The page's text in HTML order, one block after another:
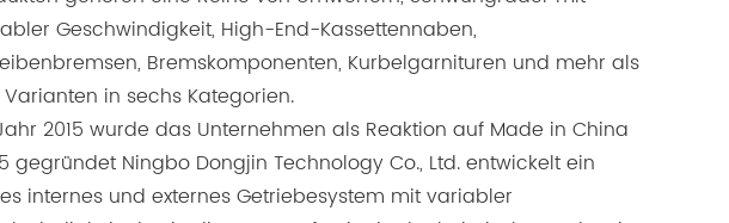
Geschwindigkeit, High-End-Kassettennaben,
Bremskomponenten, Kurbelgarnituren und mehr als
Varianten in sechs Kategorien.
2015 wurde das Unternehmen als Reaktion auf Made in China
gegründet Ningbo Dongjin Technology Co., Ltd. entwickelt ein
internes und externes Getriebesystem mit variabler